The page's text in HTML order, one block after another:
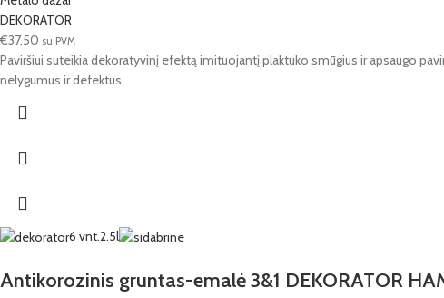
DEKORATOR
€37,50 su PVM
Paviršiui suteikia dekoratyvinį efektą imituojantį plaktuko smūgius ir apsaugo
nelygumus ir defektus.
6 vnt.2.5l
Antikorozinis gruntas-emalė 3&1 DEKORATOR